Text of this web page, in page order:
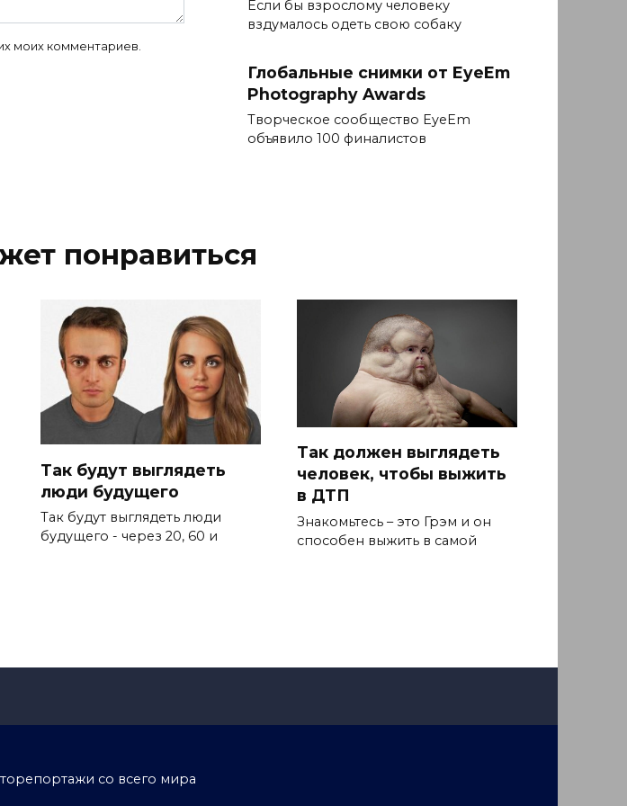
моих комментариев.
Если бы взрослому человеку
вздумалось одеть свою собаку
Глобальные снимки от EyeEm
Photography Awards
Творческое сообщество EyeEm
объявило 100 финалистов
понравиться
Так будут выглядеть
люди будущего
Так будут выглядеть люди
будущего - через 20, 60 и
Так должен выглядеть
человек, чтобы выжить
в ДТП
Знакомьтесь – это Грэм и он
способен выжить в самой
со всего мира